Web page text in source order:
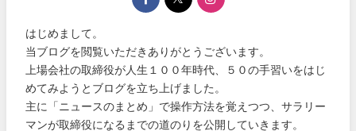
はじめまして。
当ブログを閲覧いただきありがとうございます。
上場会社の取締役が人生１００年時代、５０の手習いをはじ
めてみようとブログを立ち上げました。
主に「ニュースのまとめ」で操作方法を覚えつつ、サラリー
マンが取締役になるまでの道のりを公開していきます。